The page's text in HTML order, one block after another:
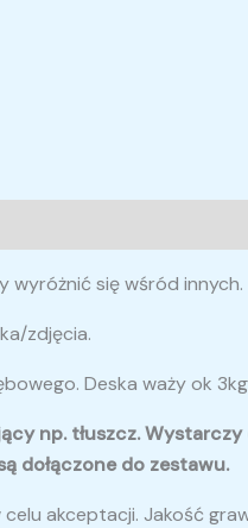
wyróżnić się wśród innych.
zdjęcia.
Deska waży ok
np. tłuszcz.
dołączone do zestawu.
akceptacji. Jakość